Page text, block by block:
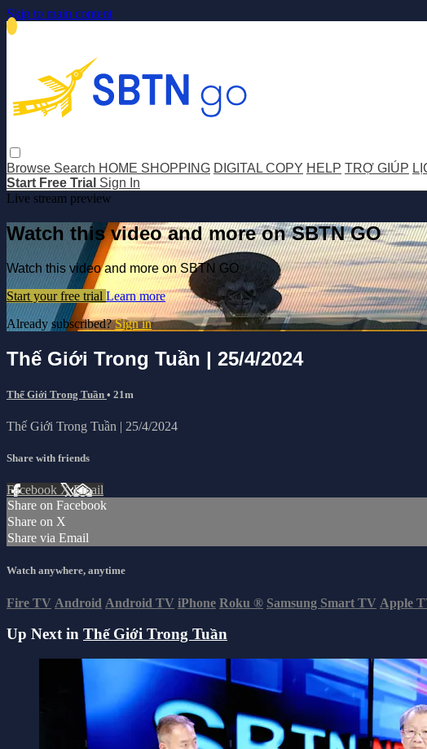
Skip to main content
Browse Search HOME SHOPPING DIGITAL COPY HELP TRỢ GIÚP
Start Free Trial Sign In
Live stream preview
Watch this video and more on SBTN GO
Watch this video and more on SBTN GO
Start your free trial Learn more
Already subscribed?Sign in
Thế Giới Trong Tuần | 25/4/2024
Thế Giới Trong Tuần • 21m
Thế Giới Trong Tuần | 25/4/2024
Share with friends
Facebook XEmail
Share on Facebook
Share on X
Share via Email
Watch anywhere, anytime
Fire TV Android Android TV iPhone Roku ® Samsung Smart TV Apple
Up Next in Thế Giới Trong Tuần